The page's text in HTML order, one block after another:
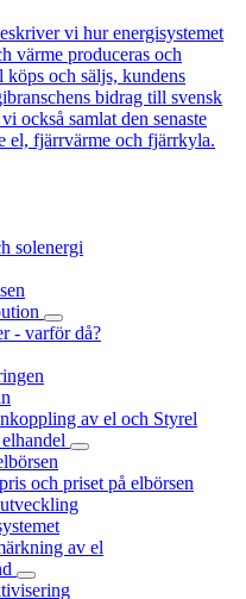
vi hur energisystemet
värme produceras och
köps och säljs, kundens
bidrag till svensk
också samlat den senaste
el, fjärrvärme och fjärrkyla.
solenergi
- varför då?
av el och Styrel
och priset på elbörsen
av el